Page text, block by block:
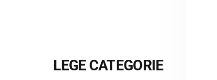
LEGE CATEGORIE